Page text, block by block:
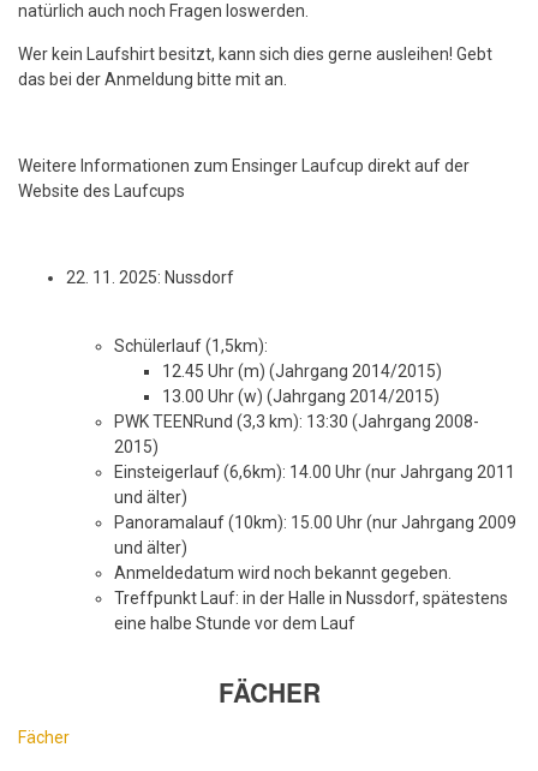
natürlich auch noch Fragen loswerden.
Wer kein Laufshirt besitzt, kann sich dies gerne ausleihen! Gebt
das bei der Anmeldung bitte mit an.
Weitere Informationen zum Ensinger Laufcup direkt auf der
Website des Laufcups
22. 11. 2025: Nussdorf
Schülerlauf (1,5km):
12.45 Uhr (m) (Jahrgang 2014/2015)
13.00 Uhr (w) (Jahrgang 2014/2015)
PWK TEENRund (3,3 km): 13:30 (Jahrgang 2008-
2015)
Einsteigerlauf (6,6km): 14.00 Uhr (nur Jahrgang 2011
und älter)
Panoramalauf (10km): 15.00 Uhr (nur Jahrgang 2009
und älter)
Anmeldedatum wird noch bekannt gegeben.
Treffpunkt Lauf: in der Halle in Nussdorf, spätestens
eine halbe Stunde vor dem Lauf
FÄCHER
Fächer